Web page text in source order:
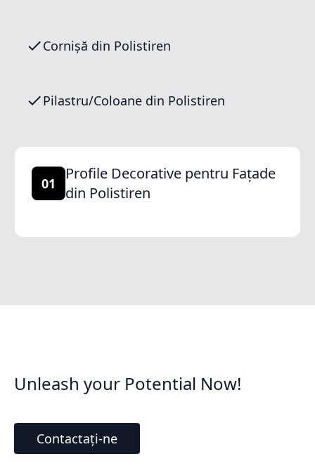
Cornișă din Polistiren
Pilastru/Coloane din Polistiren
01
Profile Decorative pentru Fațade
din Polistiren
Unleash your Potential Now!
Contactați-ne